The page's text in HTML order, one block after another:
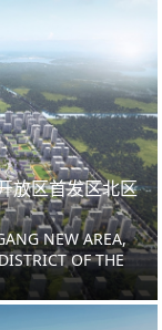
放区首发区北区
NEW AREA,
OF THE